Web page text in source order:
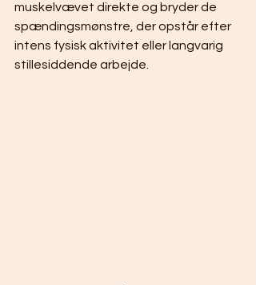
muskelvævet direkte og bryder de
spændingsmønstre, der opstår efter
intens fysisk aktivitet eller langvarig
stillesiddende arbejde.